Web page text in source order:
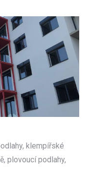
klempířské
plovoucí podlahy,